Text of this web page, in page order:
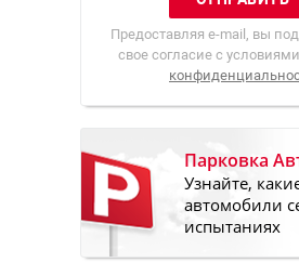
Предоставляя e-mail, вы
свое согласие с условиями
Парковка
Узнайте,
автомобили
испытаниях